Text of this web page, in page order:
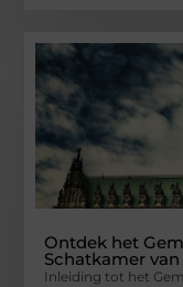
Ontdek het
Schatkamer
Inleiding tot het